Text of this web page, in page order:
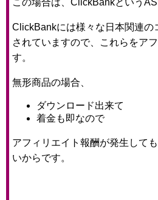
ClickBankには様々な日本関連の
されていますので、これらをア
す。
無形商品の場合、
ダウンロード出来て
着金も即なので
アフィリエイト報酬が発生して
いからです。